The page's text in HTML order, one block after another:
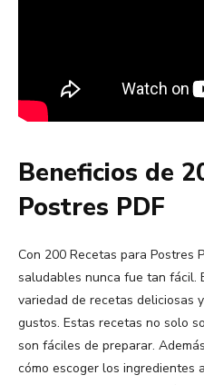
Beneficios de
Postres PDF
Con 200 Recetas para Postres
saludables nunca fue tan fácil.
variedad de recetas deliciosas
gustos. Estas recetas no solo
son fáciles de preparar.
cómo escoger los ingredientes